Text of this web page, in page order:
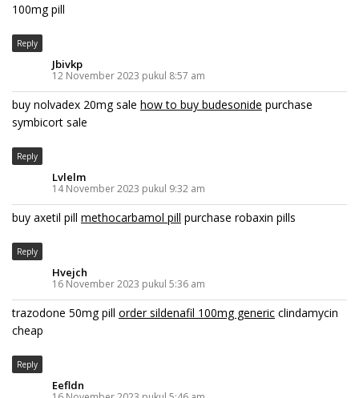
100mg pill
Reply
Jbivkp
12 November 2023 pukul 8:57 am
buy nolvadex 20mg sale how to buy budesonide purchase
symbicort sale
Reply
Lvlelm
14 November 2023 pukul 9:32 am
buy axetil pill methocarbamol pill purchase robaxin pills
Reply
Hvejch
16 November 2023 pukul 5:36 am
trazodone 50mg pill order sildenafil 100mg generic clindamycin
cheap
Reply
Eefldn